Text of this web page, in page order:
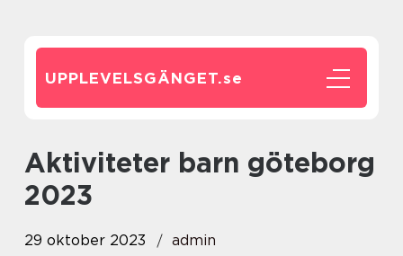
UPPLEVELSGÄNGET.se
aktiviteter barn göteborg
2023
29 oktober 2023 admin